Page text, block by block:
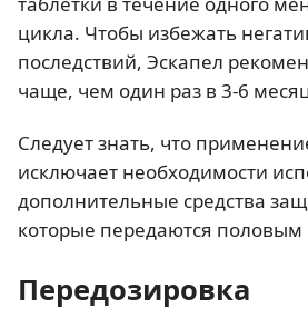
цикла. Чтобы избежать
последствий, Эскапел
чаще, чем один раз в 3-6
Следует знать, что
исключает необходимости
дополнительные средства
которые передаются половым
Передозировка